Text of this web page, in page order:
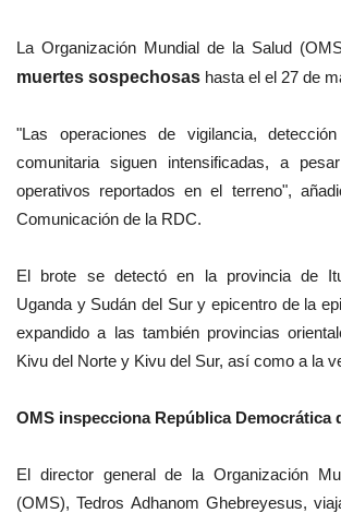
La Organización Mundial de la Salud
muertes sospechosas hasta el el 27 de
"Las operaciones de vigilancia,
comunitaria siguen intensificadas, a
operativos reportados en el terreno",
Comunicación de la RDC.
El brote se detectó en la provincia de
Uganda y Sudán del Sur y epicentro de la
expandido a las también provincias
Kivu del Norte y Kivu del Sur, así como a la
OMS inspecciona República Democrática
El director general de la Organización
(OMS), Tedros Adhanom Ghebreyesus,